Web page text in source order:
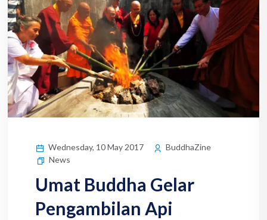
Wednesday, 10 May 2017
BuddhaZine
News
Umat Buddha Gelar
Pengambilan Api